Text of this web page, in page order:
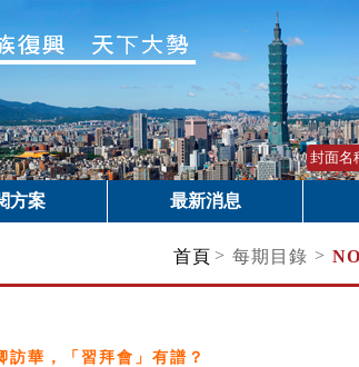
方案 最新消息
首頁 > 每期目錄 >
華，「習拜會」有譜？